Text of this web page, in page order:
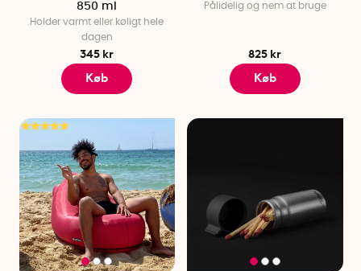
850 ml
Holder varmt eller køligt hele
dagen
345 kr
Køb
Pålidelig og nem at bruge
825 kr
Køb